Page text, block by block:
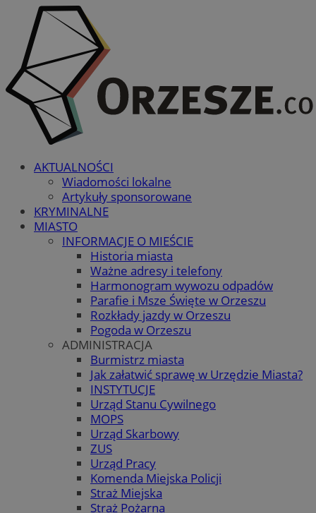
AKTUALNOŚCI
Wiadomości lokalne
Artykuły sponsorowane
KRYMINALNE
MIASTO
INFORMACJE O MIEŚCIE
Historia miasta
Ważne adresy i telefony
Harmonogram wywozu odpadów
Parafie i Msze Święte w Orzeszu
Rozkłady jazdy w Orzeszu
Pogoda w Orzeszu
ADMINISTRACJA
Burmistrz miasta
Jak załatwić sprawę w Urzędzie Miasta?
INSTYTUCJE
Urząd Stanu Cywilnego
MOPS
Urząd Skarbowy
ZUS
Urząd Pracy
Komenda Miejska Policji
Straż Miejska
Straż Pożarna